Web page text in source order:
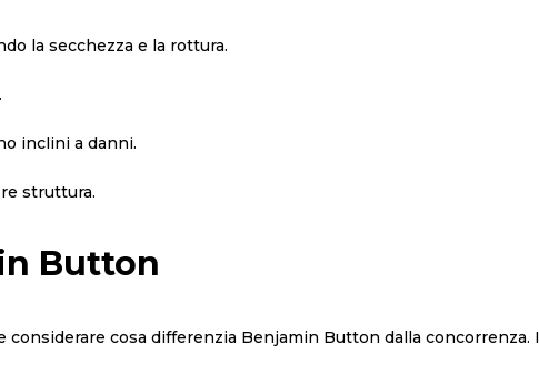
la secchezza e la rottura.
inclini a danni.
struttura.
Button
cosa differenzia Benjamin Button dalla